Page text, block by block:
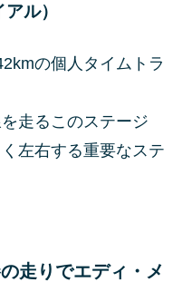
ル）
の個人タイムトラ
走るこのステージ
左右する重要なステ
走りでエディ・メ